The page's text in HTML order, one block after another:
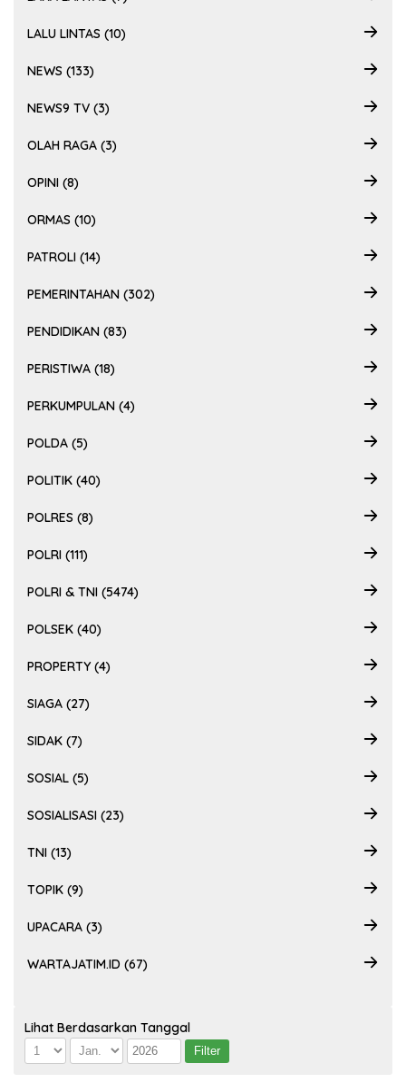
LALU LINTAS (10)
NEWS (133)
NEWS9 TV (3)
OLAH RAGA (3)
OPINI (8)
ORMAS (10)
PATROLI (14)
PEMERINTAHAN (302)
PENDIDIKAN (83)
PERISTIWA (18)
PERKUMPULAN (4)
POLDA (5)
POLITIK (40)
POLRES (8)
POLRI (111)
POLRI & TNI (5474)
POLSEK (40)
PROPERTY (4)
SIAGA (27)
SIDAK (7)
SOSIAL (5)
SOSIALISASI (23)
TNI (13)
TOPIK (9)
UPACARA (3)
WARTAJATIM.ID (67)
Lihat Berdasarkan Tanggal